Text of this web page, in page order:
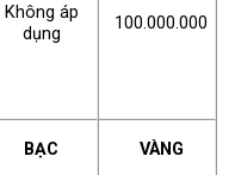
Không áp
dụng
100.000.000
BẠC VÀNG